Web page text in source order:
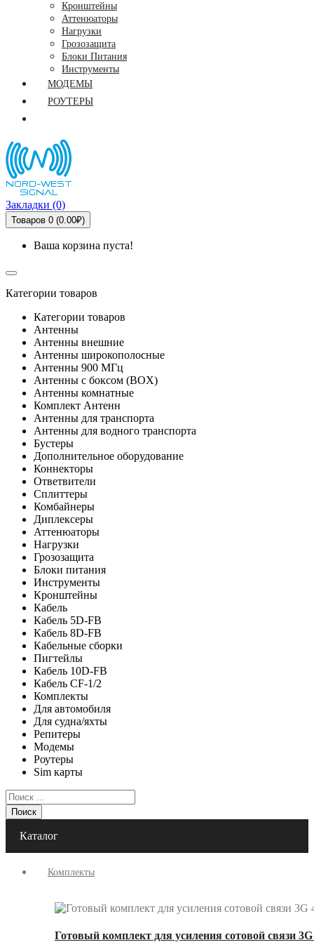
Кронштейны
Аттенюаторы
Нагрузки
Грозозащита
Блоки Питания
Инструменты
МОДЕМЫ
РОУТЕРЫ
Закладки (0)
Товаров 0 (0.00₽)
Ваша корзина пуста!
Категории товаров
Категории товаров
Антенны
Антенны внешние
Антенны широкополосные
Антенны 900 МГц
Антенны с боксом (BOX)
Антенны комнатные
Комплект Антенн
Антенны для транспорта
Антенны для водного транспорта
Бустеры
Дополнительное оборудование
Коннекторы
Ответвители
Сплиттеры
Комбайнеры
Диплексеры
Аттенюаторы
Нагрузки
Грозозащита
Блоки питания
Инструменты
Кронштейны
Кабель
Кабель 5D-FB
Кабель 8D-FB
Кабельные сборки
Пигтейлы
Кабель 10D-FB
Кабель CF-1/2
Комплекты
Для автомобиля
Для судна/яхты
Репитеры
Модемы
Роутеры
Sim карты
Поиск
Каталог
Комплекты
Готовый комплект для усиления сотовой связи